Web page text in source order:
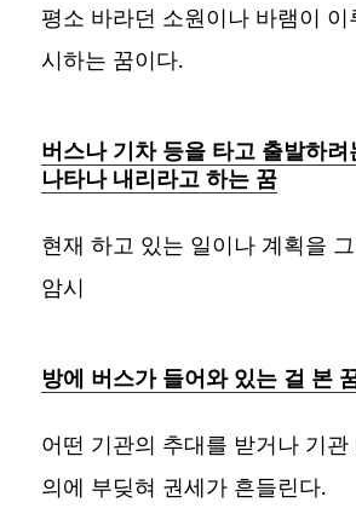
평소 바라던 소원이나 바램이 이
시하는 꿈이다.
버스나 기차 등을 타고 출발하려
나타나 내리라고 하는 꿈
현재 하고 있는 일이나 계획을
암시
방에 버스가 들어와 있는 걸 본
어떤 기관의 추대를 받거나 기
의에 부딪혀 권세가 흔들린다.